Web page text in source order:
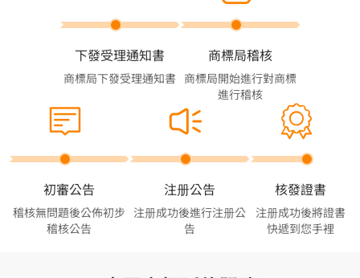
下發受理通知書
商標局下發受理通知書
商標局稽核
商標局開始進行對商標
進行稽核
初審公告
稽核無問題後公佈初步
稽核公告
注册公告
注册成功後進行注册公
告
核發證書
注册成功後將證書
快遞到您手裡